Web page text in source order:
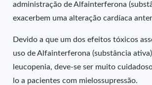
administração de Alfainterferona
exacerbem uma alteração cardíaca
Devido a que um dos efeitos tóxicos
uso de Alfainterferona (substância
leucopenia, deve-se ser muito
lo a pacientes com mielossupressão.